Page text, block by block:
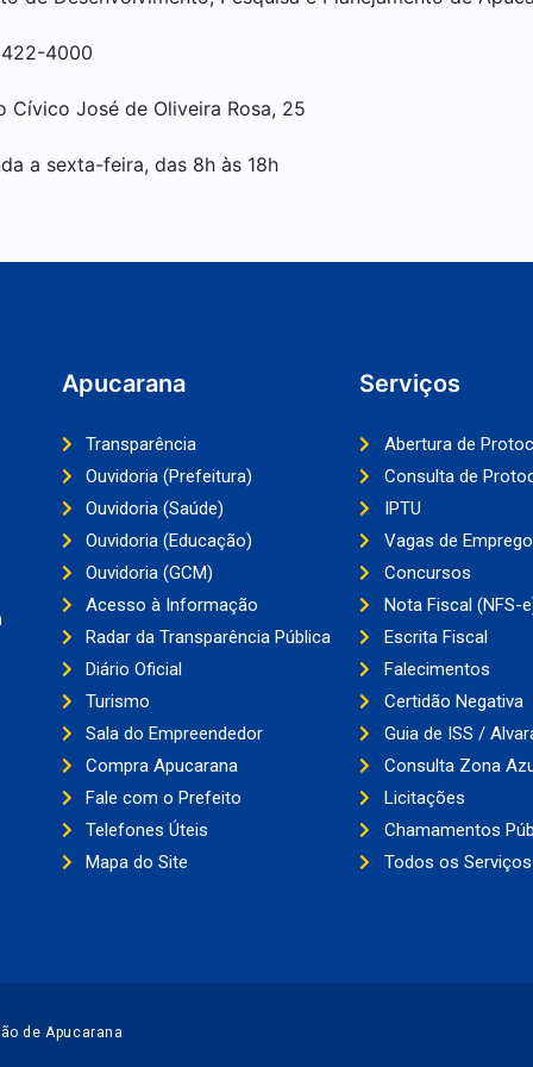
4000
Cívico José de Oliveira Rosa, 25
a sexta-feira, das 8h às 18h
Apucarana
Transparência
Ouvidoria (Prefeitura)
Ouvidoria (Saúde)
Ouvidoria (Educação)
Ouvidoria (GCM)
Acesso à Informação
Radar da Transparência Pública
Diário Oficial
Turismo
Sala do Empreendedor
Compra Apucarana
Fale com o Prefeito
Telefones Úteis
Mapa do Site
Serviços
Abertura de
Consulta de
IPTU
Vagas de Emprego
Concursos
Nota Fiscal (NFS-
Escrita Fiscal
Falecimentos
Certidão Negativa
Guia de ISS /
Consulta Zona
Licitações
Chamamentos
Todos os Serviços
de Apucarana